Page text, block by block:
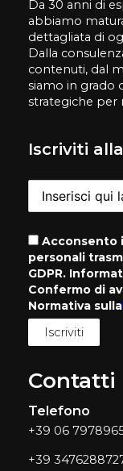
Da 30 anni di
abbiamo
dettagliata di
Dalla
contenuti, dal
siamo in grado
strategiche per
Iscriviti
Acconsento
personali
GDPR.
Confermo di
Normativa sulla
Contatti
Telefono
+39 06
+39